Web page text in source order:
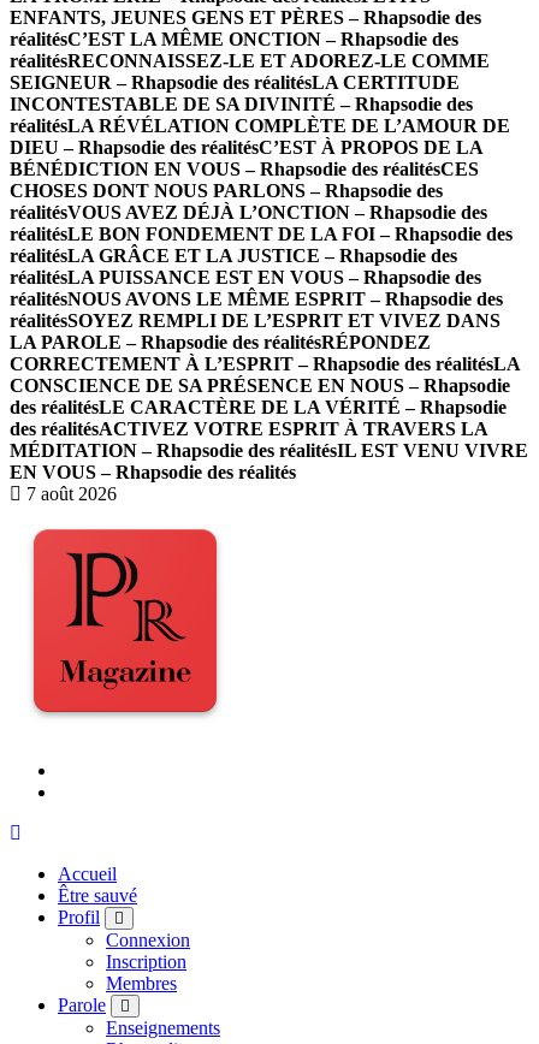
ENFANTS, JEUNES GENS ET PÈRES – Rhapsodie des
réalitésC’EST LA MÊME ONCTION – Rhapsodie des
réalitésRECONNAISSEZ-LE ET ADOREZ-LE COMME
SEIGNEUR – Rhapsodie des réalitésLA CERTITUDE
INCONTESTABLE DE SA DIVINITÉ – Rhapsodie des
réalitésLA RÉVÉLATION COMPLÈTE DE L’AMOUR DE
DIEU – Rhapsodie des réalitésC’EST À PROPOS DE LA
BÉNÉDICTION EN VOUS – Rhapsodie des réalitésCES
CHOSES DONT NOUS PARLONS – Rhapsodie des
réalitésVOUS AVEZ DÉJÀ L’ONCTION – Rhapsodie des
réalitésLE BON FONDEMENT DE LA FOI – Rhapsodie des
réalitésLA GRÂCE ET LA JUSTICE – Rhapsodie des
réalitésLA PUISSANCE EST EN VOUS – Rhapsodie des
réalitésNOUS AVONS LE MÊME ESPRIT – Rhapsodie des
réalitésSOYEZ REMPLI DE L’ESPRIT ET VIVEZ DANS
LA PAROLE – Rhapsodie des réalitésRÉPONDEZ
CORRECTEMENT À L’ESPRIT – Rhapsodie des réalitésLA
CONSCIENCE DE SA PRÉSENCE EN NOUS – Rhapsodie
des réalitésLE CARACTÈRE DE LA VÉRITÉ – Rhapsodie
des réalitésACTIVEZ VOTRE ESPRIT À TRAVERS LA
MÉDITATION – Rhapsodie des réalitésIL EST VENU VIVRE
EN VOUS – Rhapsodie des réalités
7 août 2026
Accueil
Être sauvé
Profil
Connexion
Inscription
Membres
Parole
Enseignements